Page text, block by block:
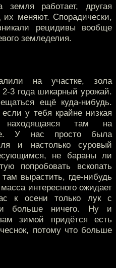
работает, другая
меняют. Спорадически,
рецидивы вообще
земледелия.
на участке, зола
3 года шикарный урожай.
ещё куда-нибудь.
у тебя крайне низкая
находящаяся там на
У нас просто была
и настолько суровый
не бараны ли
попробовать вскопать
вырастить, где-нибудь
интересного ожидает
к осени только лук с
и больше ничего. Ну и
зимой придётся есть
потому что больше